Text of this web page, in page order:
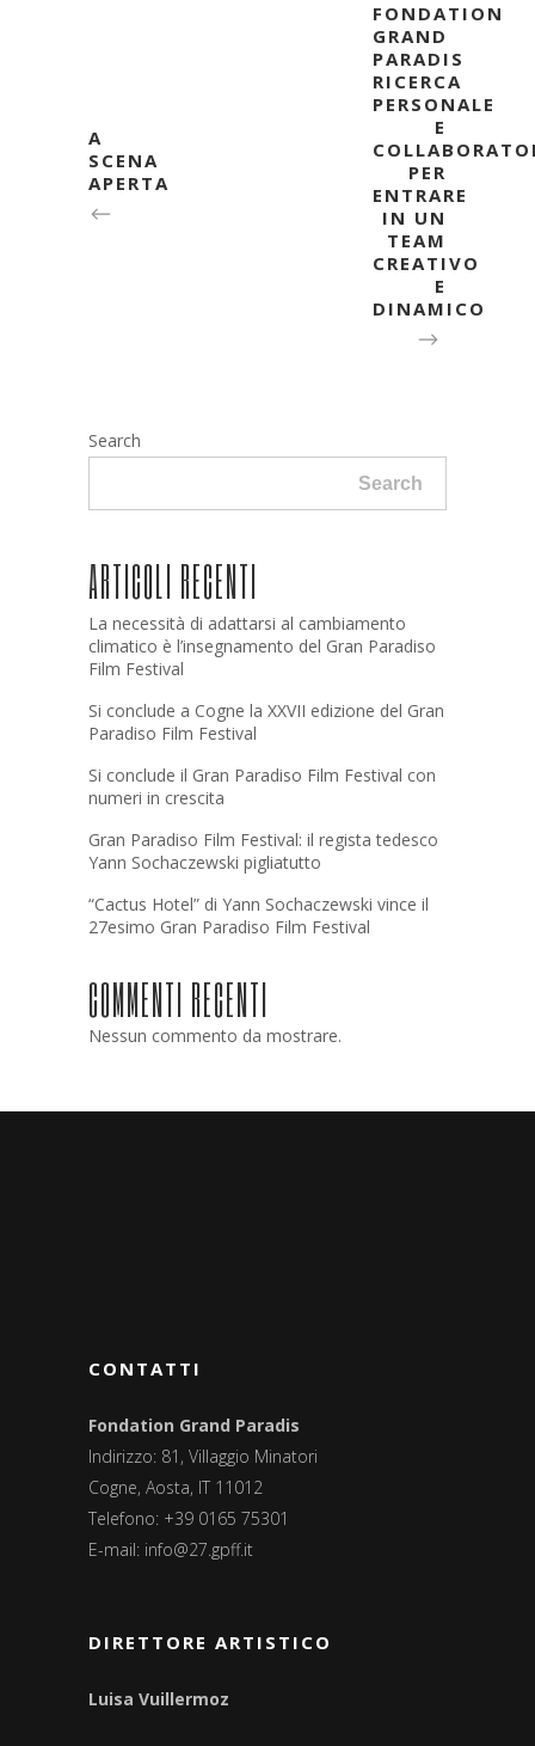
A
SCENA
APERTA
FONDATION
GRAND
PARADIS
RICERCA
PERSONALE
E
PER
ENTRARE
IN UN
TEAM
CREATIVO
E
DINAMICO
Search
Search
ARTICOLI RECENTI
La necessità di adattarsi al cambiamento
climatico è l’insegnamento del Gran Paradiso
Film Festival
Si conclude a Cogne la XXVII edizione del Gran
Paradiso Film Festival
Si conclude il Gran Paradiso Film Festival con
numeri in crescita
Gran Paradiso Film Festival: il regista tedesco
Yann Sochaczewski pigliatutto
“Cactus Hotel” di Yann Sochaczewski vince il
27esimo Gran Paradiso Film Festival
COMMENTI RECENTI
Nessun commento da mostrare.
CONTATTI
Fondation Grand Paradis
Indirizzo: 81, Villaggio Minatori
Cogne, Aosta, IT 11012
Telefono: +39 0165 75301
E-mail: info@27.gpff.it
DIRETTORE ARTISTICO
Luisa Vuillermoz